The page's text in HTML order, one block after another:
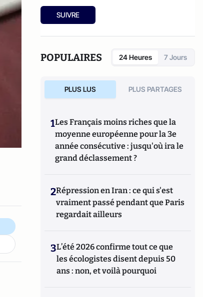
SUIVRE
POPULAIRES 24 Heures 7 Jours
PLUS LUS PLUS PARTAGES
1Les Français moins riches que la
moyenne européenne pour la 3e
année consécutive : jusqu'où ira le
grand déclassement ?
2Répression en Iran : ce qui s'est
vraiment passé pendant que Paris
regardait ailleurs
3L’été 2026 confirme tout ce que
les écologistes disent depuis 50
ans : non, et voilà pourquoi